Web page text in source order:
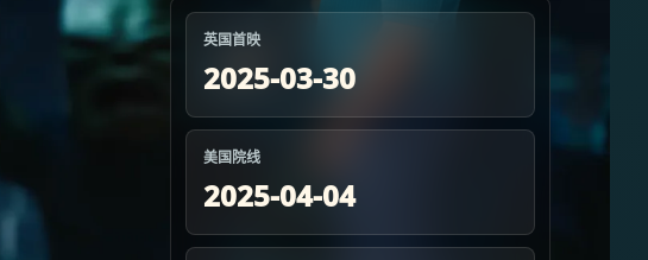
英国首映
2025-03-30
美国院线
2025-04-04